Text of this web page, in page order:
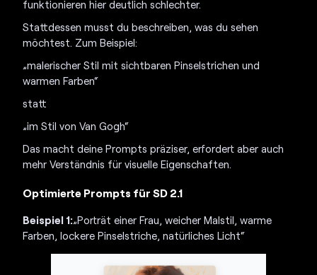
funktionieren hier deutlich schlechter.
Stattdessen musst du beschreiben, was du sehen
möchtest. Zum Beispiel:
„malerischer Stil mit sichtbaren Pinselstrichen und
warmen Farben“
statt
„im Stil von Van Gogh“
Das macht deine Prompts präziser, erfordert aber auch
mehr Verständnis für visuelle Eigenschaften.
Optimierte Prompts für SD 2.1
Beispiel 1:„Porträt einer Frau, weicher Malstil, warme
Farben, lockere Pinselstriche, natürliches Licht“